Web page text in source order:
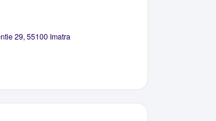
29, 55100 Imatra